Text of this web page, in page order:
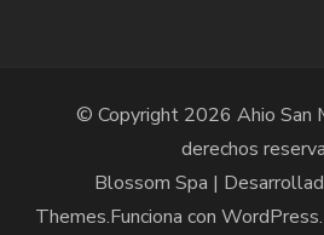
© Copyright 2026 Ahio San
derechos
Blossom Spa |
Themes.Funciona con WordPress.